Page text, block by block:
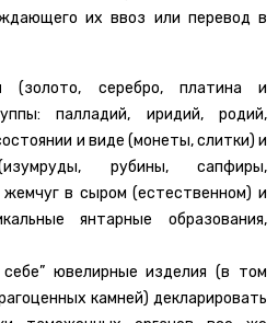
их ввоз или перевод в
(золото, серебро, платина и
палладий, иридий, родий,
и виде (монеты, слитки) и
рубины, сапфиры,
в сыром (естественном) и
янтарные образования,
ювелирные изделия (в том
камней) декларировать